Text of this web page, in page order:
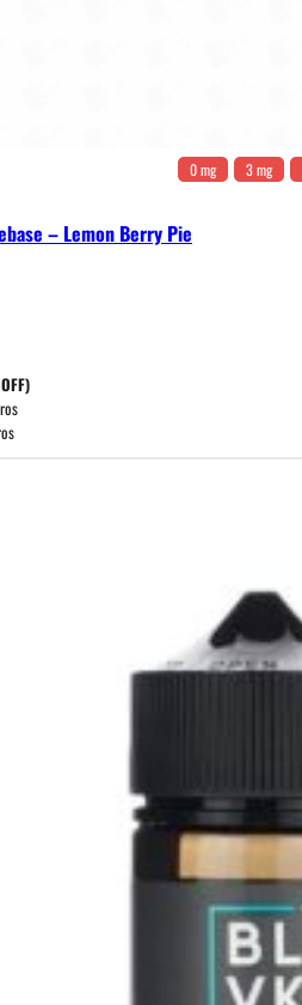
0 mg 3 mg
– Lemon Berry Pie